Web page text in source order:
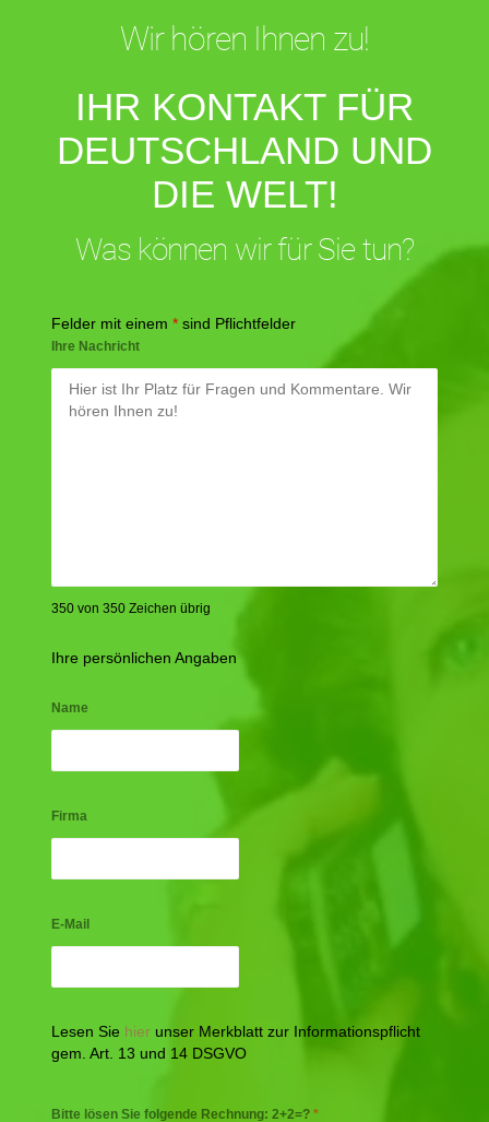
Wir hören Ihnen zu!
IHR KONTAKT FÜR
DEUTSCHLAND UND
DIE WELT!
Was können wir für Sie tun?
Felder mit einem * sind Pflichtfelder
Ihre Nachricht
350 von 350 Zeichen übrig
Ihre persönlichen Angaben
Name
Firma
E-Mail
Lesen Sie hier unser Merkblatt zur Informationspflicht
gem. Art. 13 und 14 DSGVO
Bitte lösen Sie folgende Rechnung: 2+2=? *